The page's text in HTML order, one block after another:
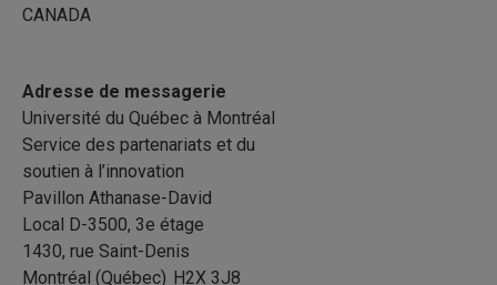
CANADA
Adresse de messagerie
Université du Québec à Montréal
Service des partenariats et du
soutien à l’innovation
Pavillon Athanase-David
Local D-3500, 3e étage
1430, rue Saint-Denis
Montréal (Québec) H2X 3J8